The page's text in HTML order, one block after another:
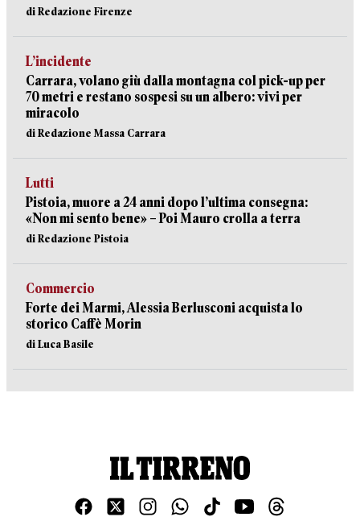
di Redazione Firenze
L’incidente
Carrara, volano giù dalla montagna col pick-up per
70 metri e restano sospesi su un albero: vivi per
miracolo
di Redazione Massa Carrara
Lutti
Pistoia, muore a 24 anni dopo l’ultima consegna:
«Non mi sento bene» – Poi Mauro crolla a terra
di Redazione Pistoia
Commercio
Forte dei Marmi, Alessia Berlusconi acquista lo
storico Caffè Morin
di Luca Basile